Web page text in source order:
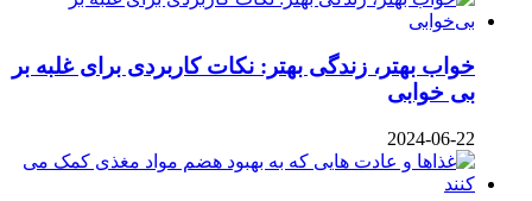
خواب بهتر، زندگی بهتر: نکات کاربردی برای غلبه بر
بی‌ خوابی
2024-06-22